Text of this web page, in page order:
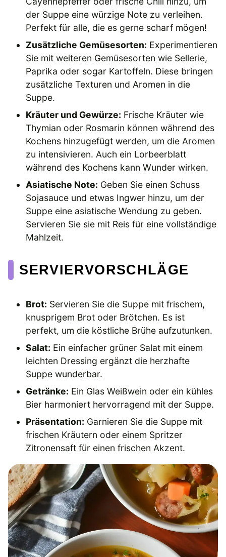
der Suppe eine würzige Note zu verleihen.
Perfekt für alle, die es gerne scharf mögen!
Zusätzliche Gemüsesorten: Experimentieren
Sie mit weiteren Gemüsesorten wie Sellerie,
Paprika oder sogar Kartoffeln. Diese bringen
zusätzliche Texturen und Aromen in die
Suppe.
Kräuter und Gewürze: Frische Kräuter wie
Thymian oder Rosmarin können während des
Kochens hinzugefügt werden, um die Aromen
zu intensivieren. Auch ein Lorbeerblatt
während des Kochens kann Wunder wirken.
Asiatische Note: Geben Sie einen Schuss
Sojasauce und etwas Ingwer hinzu, um der
Suppe eine asiatische Wendung zu geben.
Servieren Sie sie mit Reis für eine vollständige
Mahlzeit.
SERVIERVORSCHLÄGE
Brot: Servieren Sie die Suppe mit frischem,
knusprigem Brot oder Brötchen. Es ist
perfekt, um die köstliche Brühe aufzutunken.
Salat: Ein einfacher grüner Salat mit einem
leichten Dressing ergänzt die herzhafte
Suppe wunderbar.
Getränke: Ein Glas Weißwein oder ein kühles
Bier harmoniert hervorragend mit der Suppe.
Präsentation: Garnieren Sie die Suppe mit
frischen Kräutern oder einem Spritzer
Zitronensaft für einen frischen Akzent.